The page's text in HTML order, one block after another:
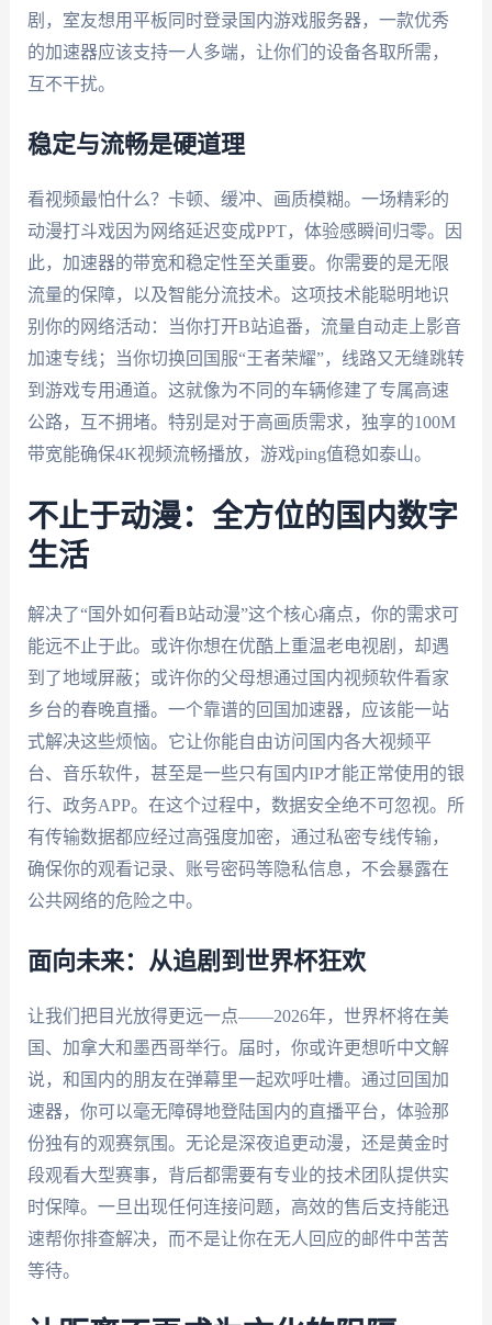
剧，室友想用平板同时登录国内游戏服务器，一款优秀
的加速器应该支持一人多端，让你们的设备各取所需，
互不干扰。
稳定与流畅是硬道理
看视频最怕什么？卡顿、缓冲、画质模糊。一场精彩的
动漫打斗戏因为网络延迟变成PPT，体验感瞬间归零。因
此，加速器的带宽和稳定性至关重要。你需要的是无限
流量的保障，以及智能分流技术。这项技术能聪明地识
别你的网络活动：当你打开B站追番，流量自动走上影音
加速专线；当你切换回国服“王者荣耀”，线路又无缝跳转
到游戏专用通道。这就像为不同的车辆修建了专属高速
公路，互不拥堵。特别是对于高画质需求，独享的100M
带宽能确保4K视频流畅播放，游戏ping值稳如泰山。
不止于动漫：全方位的国内数字
生活
解决了“国外如何看B站动漫”这个核心痛点，你的需求可
能远不止于此。或许你想在优酷上重温老电视剧，却遇
到了地域屏蔽；或许你的父母想通过国内视频软件看家
乡台的春晚直播。一个靠谱的回国加速器，应该能一站
式解决这些烦恼。它让你能自由访问国内各大视频平
台、音乐软件，甚至是一些只有国内IP才能正常使用的银
行、政务APP。在这个过程中，数据安全绝不可忽视。所
有传输数据都应经过高强度加密，通过私密专线传输，
确保你的观看记录、账号密码等隐私信息，不会暴露在
公共网络的危险之中。
面向未来：从追剧到世界杯狂欢
让我们把目光放得更远一点——2026年，世界杯将在美
国、加拿大和墨西哥举行。届时，你或许更想听中文解
说，和国内的朋友在弹幕里一起欢呼吐槽。通过回国加
速器，你可以毫无障碍地登陆国内的直播平台，体验那
份独有的观赛氛围。无论是深夜追更动漫，还是黄金时
段观看大型赛事，背后都需要有专业的技术团队提供实
时保障。一旦出现任何连接问题，高效的售后支持能迅
速帮你排查解决，而不是让你在无人回应的邮件中苦苦
等待。